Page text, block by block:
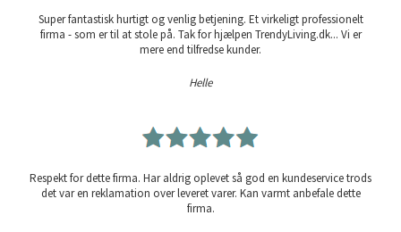
Super fantastisk hurtigt og venlig betjening. Et virkeligt professionelt
firma - som er til at stole på. Tak for hjælpen TrendyLiving.dk... Vi er
mere end tilfredse kunder.
Helle
Respekt for dette firma. Har aldrig oplevet så god en kundeservice trods
det var en reklamation over leveret varer. Kan varmt anbefale dette
firma.